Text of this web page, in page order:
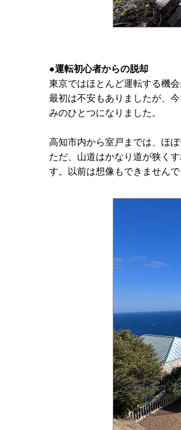
●運転初心者からの脱却
東京ではほとんど運転する機
最初は不安もありましたが、
みのひとつになりました。
高知市内から室戸までは、ほ
ただ、山道はかなり道が狭く
す。以前は想像もできません